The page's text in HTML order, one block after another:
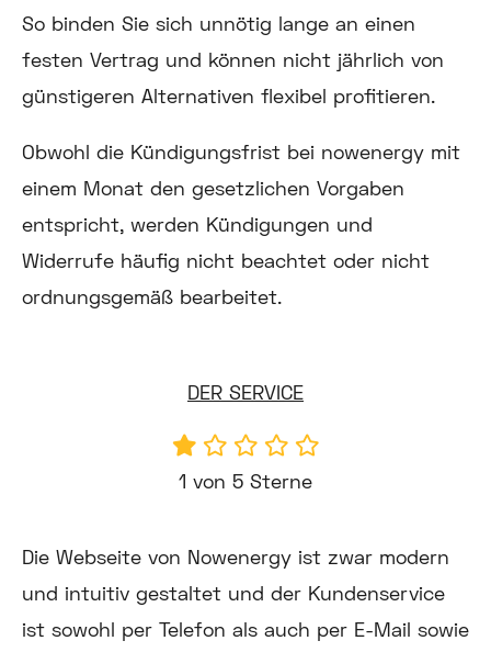
So binden Sie sich unnötig lange an einen
festen Vertrag und können nicht jährlich von
günstigeren Alternativen flexibel profitieren.
Obwohl die Kündigungsfrist bei nowenergy mit
einem Monat den gesetzlichen Vorgaben
entspricht, werden Kündigungen und
Widerrufe häufig nicht beachtet oder nicht
ordnungsgemäß bearbeitet.
DER SERVICE
1 von 5 Sterne
Die Webseite von Nowenergy ist zwar modern
und intuitiv gestaltet und der Kundenservice
ist sowohl per Telefon als auch per E-Mail sowie